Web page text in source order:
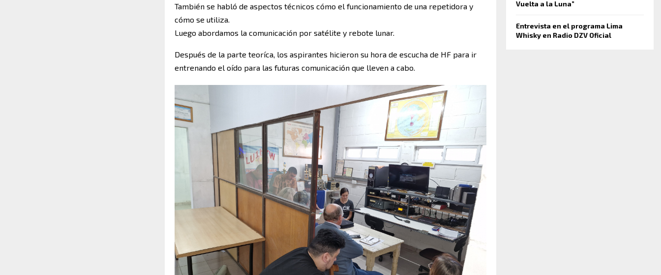
También se habló de aspectos técnicos cómo el funcionamiento de una repetidora y
cómo se utiliza.
Luego abordamos la comunicación por satélite y rebote lunar.
Después de la parte teoríca, los aspirantes hicieron su hora de escucha de HF para ir
entrenando el oído para las futuras comunicación que lleven a cabo.
Vuelta a la Luna”
Entrevista en el programa Lima
Whisky en Radio DZV Oficial